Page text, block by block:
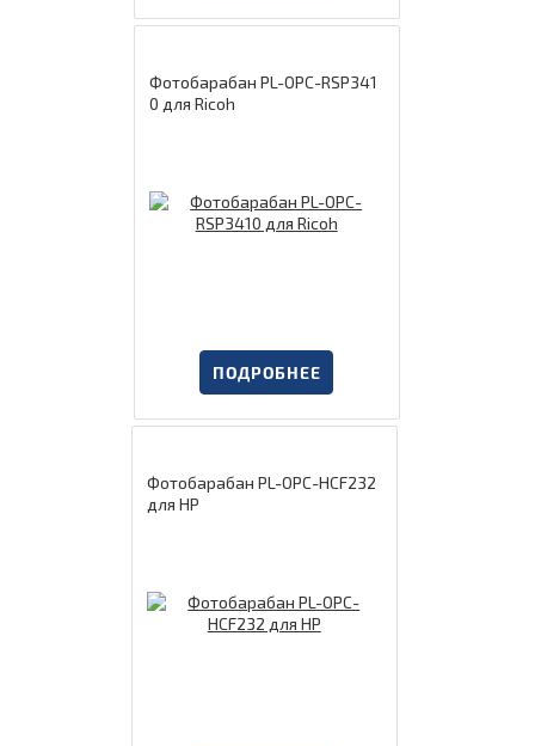
Фотобарабан PL-OPC-RSP341
0 для Ricoh
ПОДРОБНЕЕ
Фотобарабан PL-OPC-HCF232
для HP